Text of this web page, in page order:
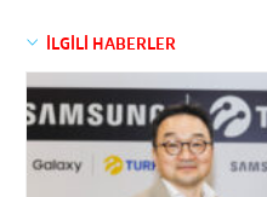
İLGİLİ HABERLER